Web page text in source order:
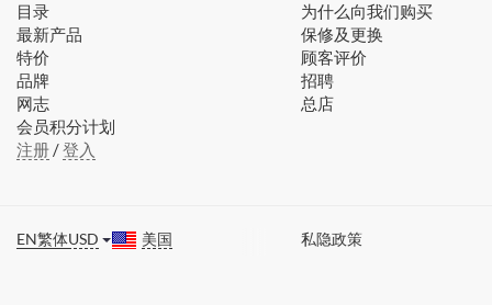
目录
最新产品
特价
品牌
网志
会员积分计划
注册/登入
为什么向我们购买
保修及更换
顾客评价
招聘
总店
EN繁体USD 美国 私隐政策